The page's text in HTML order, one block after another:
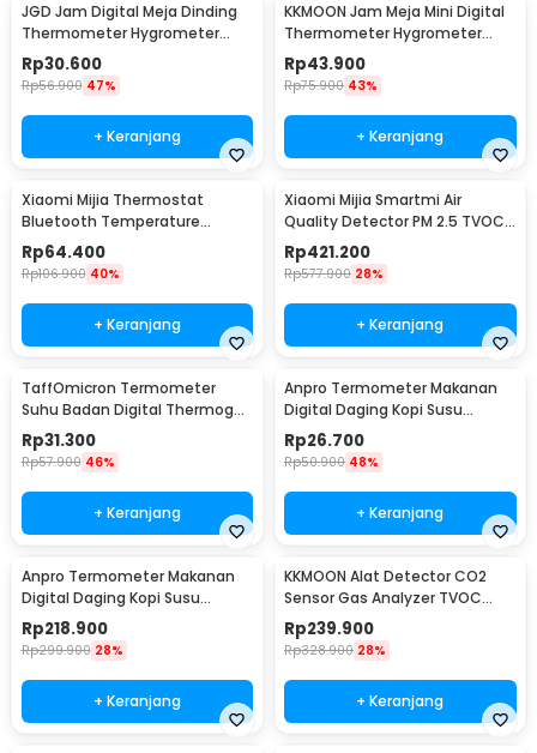
JGD Jam Digital Meja Dinding
Thermometer Hygrometer
Sensor - ZL20
Rp30.600
Rp56.900 47%
+ Keranjang
KKMOON Jam Meja Mini Digital
Thermometer Hygrometer
Weather Station - CX220
Rp43.900
Rp75.900 43%
+ Keranjang
Xiaomi Mijia Thermostat
Bluetooth Temperature
Humidity Thermometer 2 -
LYWSD03MMC
Rp64.400
Rp106.900 40%
+ Keranjang
Xiaomi Mijia Smartmi Air
Quality Detector PM 2.5 TVOC
C02 - KQJCY02QP
Rp421.200
Rp577.900 28%
+ Keranjang
TaffOmicron Termometer
Suhu Badan Digital Thermogun
Infrared Memory - AD801
Rp31.300
Rp57.900 46%
+ Keranjang
Anpro Termometer Makanan
Digital Daging Kopi Susu
Foldable 1 Probe - BW-188
Rp26.700
Rp50.900 48%
+ Keranjang
Anpro Termometer Makanan
Digital Daging Kopi Susu
Wireless 2 Probe - KN6008-2
Rp218.900
Rp299.900 28%
+ Keranjang
KKMOON Alat Detector CO2
Sensor Gas Analyzer TVOC
HCHO AQI - JSM-131 SC
Rp239.900
Rp328.900 28%
+ Keranjang